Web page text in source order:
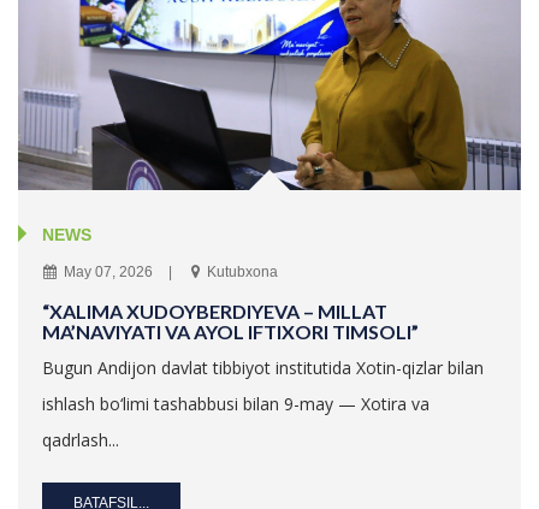
NEWS
May 07, 2026 Kutubxona
“XALIMA XUDOYBERDIYEVA – MILLAT
MA’NAVIYATI VA AYOL IFTIXORI TIMSOLI”
Bugun Andijon davlat tibbiyot institutida Xotin-qizlar bilan
ishlash bo‘limi tashabbusi bilan 9-may — Xotira va
qadrlash...
BATAFSIL...